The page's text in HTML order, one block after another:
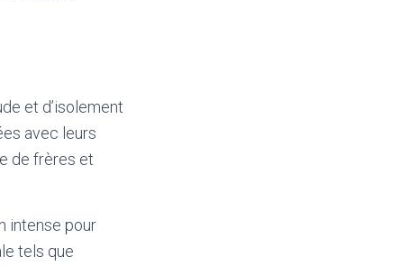
et d’isolement
avec leurs
de frères et
intense pour
tels que